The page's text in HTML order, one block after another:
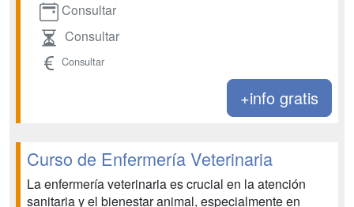
Consultar
Consultar
Consultar
+info gratis
Curso de Enfermería Veterinaria
La enfermería veterinaria es crucial en la atención
sanitaria y el bienestar animal, especialmente en